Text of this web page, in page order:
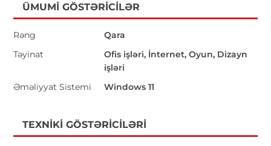
ÜMUMI GÖSTƏRICILƏR
Rəng
Qara
Təyinat
Ofis işləri, İnternet, Oyun, Dizayn
işləri
Əməliyyat Sistemi
Windows 11
TEXNIKI GÖSTƏRICILƏRI